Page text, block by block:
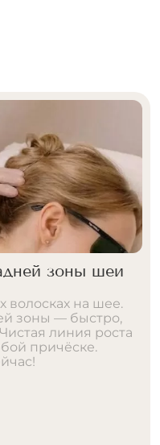
зоны шеи
волосках на шее.
зоны — быстро,
линия роста
причёске.